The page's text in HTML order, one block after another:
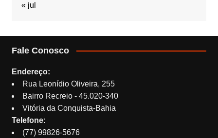
« jul
Fale Conosco
Endereço:
Rua Leonídio Oliveira, 255
Bairro Recreio - 45.020-340
Vitória da Conquista-Bahia
Telefone:
(77) 99826-5676